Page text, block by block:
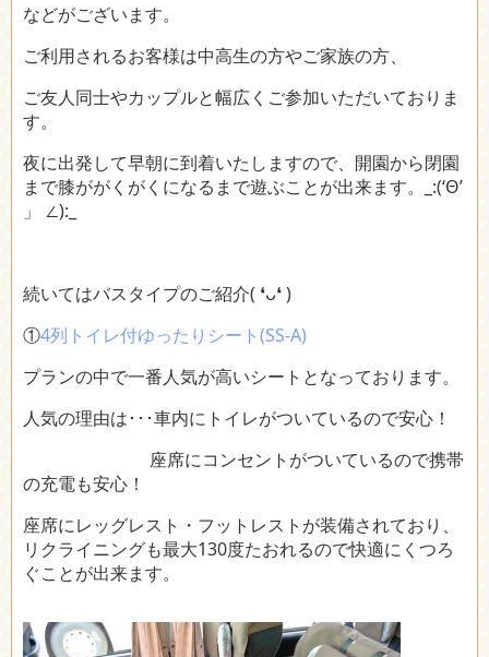
などがございます。
ご利用されるお客様は中高生の方やご家族の方、
ご友人同士やカップルと幅広くご参加いただいておりま
す。
夜に出発して早朝に到着いたしますので、開園から閉園
まで膝ががくがくになるまで遊ぶことが出来ます。_:(‘Θ’
」 ∠):_
続いてはバスタイプのご紹介( ❛ᴗ❛ )
①4列トイレ付ゆったりシート(SS-A)
プランの中で一番人気が高いシートとなっております。
人気の理由は･･･車内にトイレがついているので安心！
座席にコンセントがついているので携帯
の充電も安心！
座席にレッグレスト・フットレストが装備されており、
リクライニングも最大130度たおれるので快適にくつろ
ぐことが出来ます。